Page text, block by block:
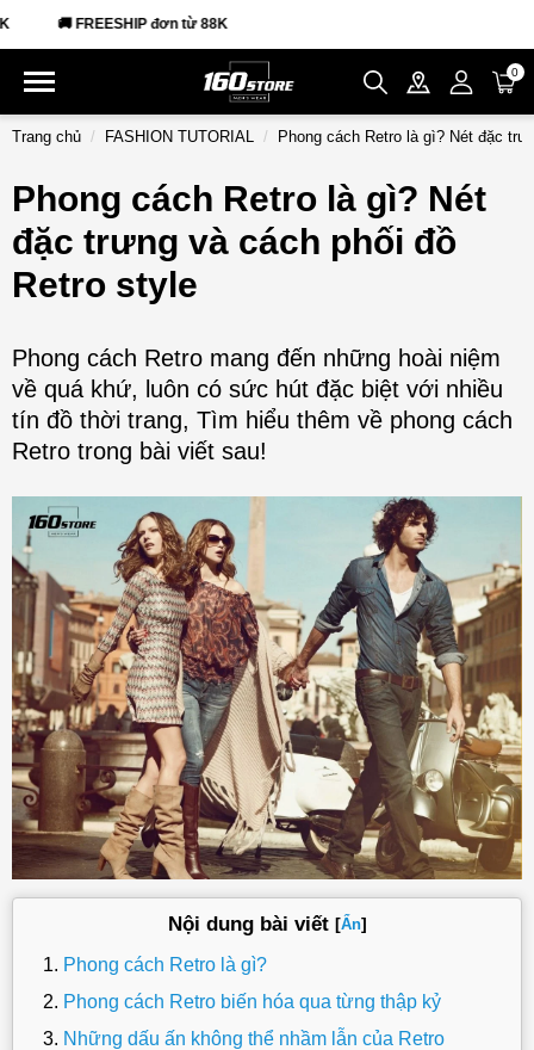
từ 88K
0
Trang chủ FASHION TUTORIAL Phong cách Retro là gì? Nét đặc
Phong cách Retro là gì? Nét
đặc trưng và cách phối đồ
Retro style
Phong cách Retro mang đến những hoài niệm
về quá khứ, luôn có sức hút đặc biệt với nhiều
tín đồ thời trang, Tìm hiểu thêm về phong cách
Retro trong bài viết sau!
Nội dung bài viết [Ẩn]
Phong cách Retro là gì?
Phong cách Retro biến hóa qua từng thập kỷ
Những dấu ấn không thể nhầm lẫn của Retro